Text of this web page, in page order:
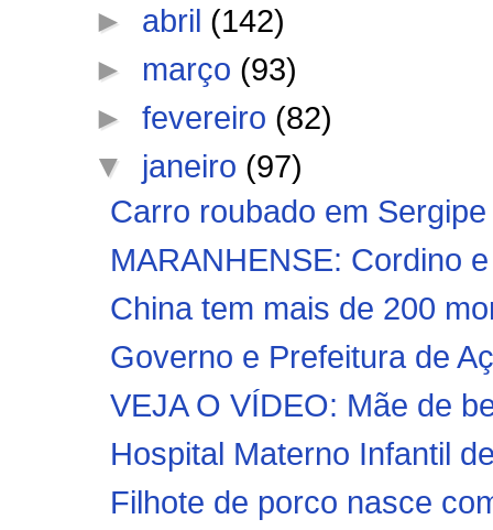
► abril (142)
► março (93)
►fevereiro (82)
▼ janeiro (97)
Carro roubado em
MARANHENSE: Cordino
China tem mais de 200
Governo e Prefeitura de
VEJA O VÍDEO: Mãe de
Hospital Materno Infantil
Filhote de porco nasce